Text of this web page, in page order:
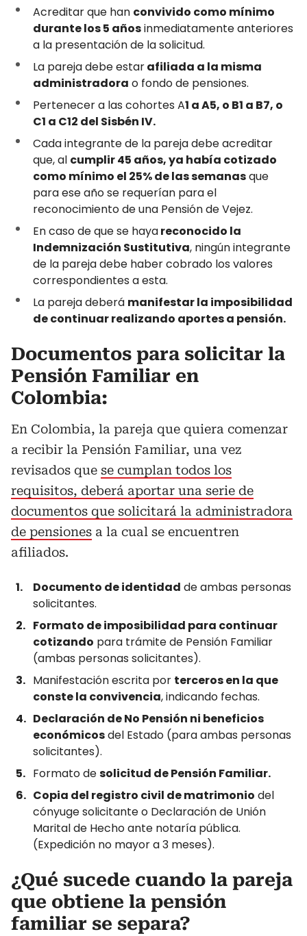
Acreditar que han convivido como mínimo
durante los 5 añosinmediatamente anteriores
a la presentación de la solicitud.
La pareja debe estarafiliada a la misma
administradora o fondo de pensiones.
Pertenecer a las cohortes A1 a A5, o B1 a B7, o
C1 a C12 del Sisbén IV.
Cada integrante de la pareja debe acreditar
que, al cumplir 45 años, ya había cotizado
como mínimo el 25% de las semanasque
para ese año se requerían para el
reconocimiento de una Pensión de Vejez.
En caso de que se hayareconocido la
Indemnización Sustitutiva, ningún integrante
de la pareja debe haber cobrado los valores
correspondientes a esta.
La pareja deberá manifestar la imposibilidad
de continuar realizando aportes a pensión.
Documentos para solicitar la
Pensión Familiar en
Colombia:
En Colombia, la pareja que quiera comenzar
a recibir la Pensión Familiar, una vez
revisados que se cumplan todos los
requisitos, deberá aportar una serie de
documentos que solicitará la administradora
de pensiones a la cual se encuentren
afiliados.
Documento de identidad de ambas personas
solicitantes.
Formato de imposibilidad para continuar
cotizando para trámite de Pensión Familiar
(ambas personas solicitantes).
Manifestación escrita por terceros en la que
conste la convivencia, indicando fechas.
Declaración de No Pensión ni beneficios
económicosdel Estado (para ambas personas
solicitantes).
Formato desolicitud de Pensión Familiar.
Copia del registro civil de matrimonio del
cónyuge solicitante o Declaración de Unión
Marital de Hecho ante notaría pública.
(Expedición no mayor a 3 meses).
¿Qué sucede cuando la pareja
que obtiene la pensión
familiar se separa?